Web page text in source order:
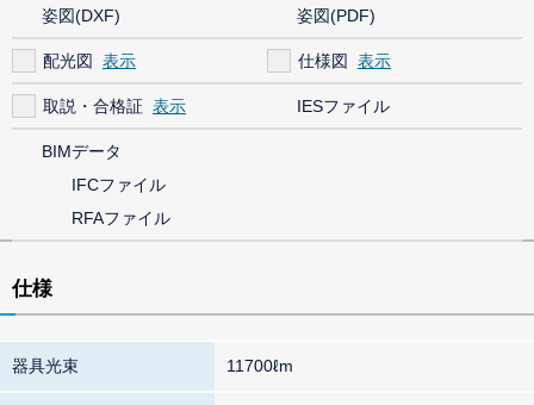
姿図(DXF) 姿図(PDF)
配光図 仕様図
取説・合格証 IESファイル
BIMデータ
IFCファイル
RFAファイル
仕様
器具光束 11700ℓm